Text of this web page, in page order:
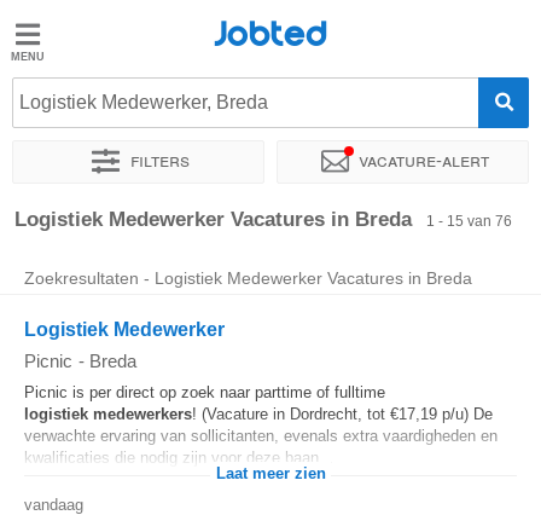
Jobted
Vacatures
Salarissen
Jobted
Logistiek Medewerker, Breda
Filters Vacature-alert
Sorteer op Exacte locatie Bedrijf Uitzendbureau
Logistiek Medewerker Vacatures in Breda 1 - 15 van 76
Zoekresultaten - Logistiek Medewerker Vacatures in Breda
Logistiek Medewerker
Picnic - Breda
Picnic is per direct op zoek naar parttime of fulltime
logistiek medewerkers! (Vacature in Dordrecht, tot €17,19 p/u) De
verwachte ervaring van sollicitanten, evenals extra vaardigheden en
kwalificaties die nodig zijn voor deze baan...
Laat meer zien
vandaag